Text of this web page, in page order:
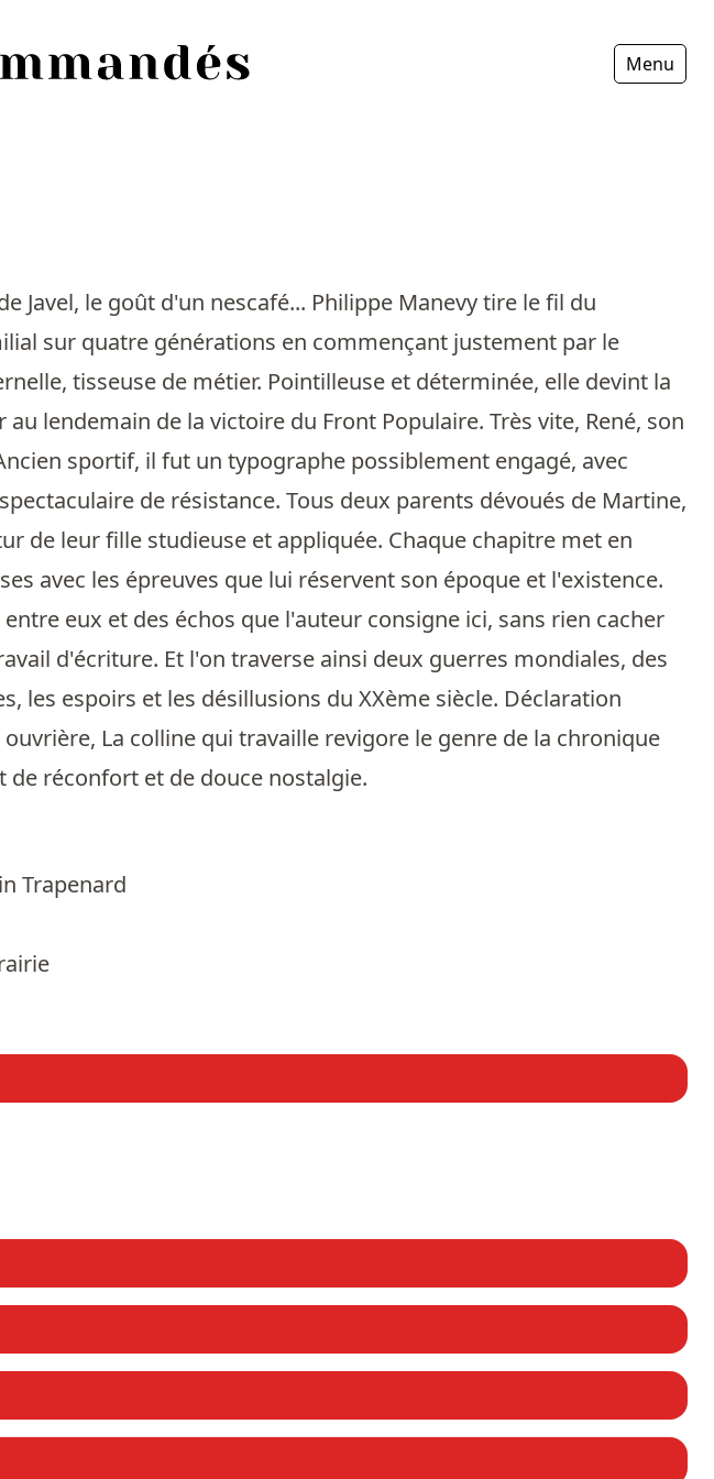
Menu
Javel, le goût d'un nescafé... Philippe Manevy tire le fil du
sur quatre générations en commençant justement par le
tisseuse de métier. Pointilleuse et déterminée, elle devint la
lendemain de la victoire du Front Populaire. Très vite, René, son
sportif, il fut un typographe possiblement engagé, avec
de résistance. Tous deux parents dévoués de Martine,
de leur fille studieuse et appliquée. Chaque chapitre met en
avec les épreuves que lui réservent son époque et l'existence.
eux et des échos que l'auteur consigne ici, sans rien cacher
d'écriture. Et l'on traverse ainsi deux guerres mondiales, des
les espoirs et les désillusions du XXème siècle. Déclaration
La colline qui travaille revigore le genre de la chronique
réconfort et de douce nostalgie.
Trapenard